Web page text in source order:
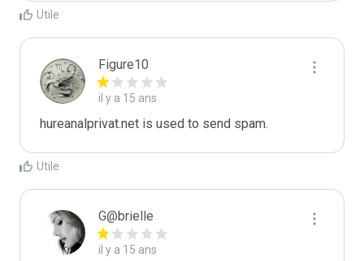
Utile
Figure10
il y a 15 ans
hureanalprivat.net is used to send spam.
Utile
G@brielle
il y a 15 ans